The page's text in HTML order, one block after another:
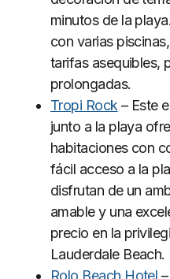
minutos de la
con varias
tarifas asequibles,
prolongadas.
Tropi Rock – Este
junto a la playa
habitaciones con
fácil acceso a la
disfrutan de un
amable y una
precio en la
Lauderdale Beach.
Rolo Beach Hotel